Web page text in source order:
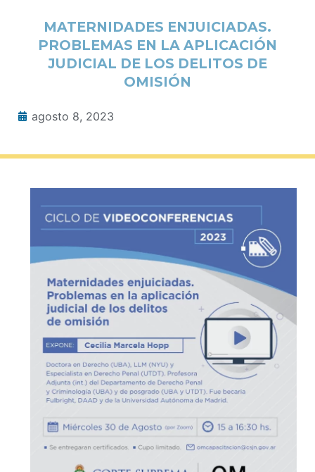
MATERNIDADES ENJUICIADAS.
PROBLEMAS EN LA APLICACIÓN
JUDICIAL DE LOS DELITOS DE
OMISIÓN
agosto 8, 2023